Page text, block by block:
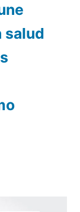
salud